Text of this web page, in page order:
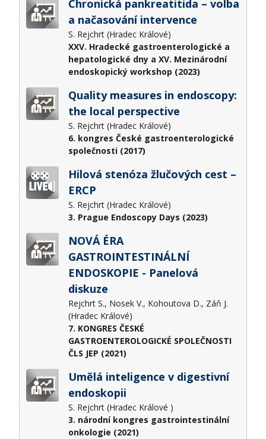
Chronická pankreatitida – volba
a načasování intervence
S. Rejchrt (Hradec Králové)
XXV. Hradecké gastroenterologické a
hepatologické dny a XV. Mezinárodní
endoskopický workshop (2023)
Quality measures in endoscopy:
the local perspective
S. Rejchrt (Hradec Králové)
6. kongres České gastroenterologické
společnosti (2017)
Hilová stenóza žlučových cest –
ERCP
S. Rejchrt (Hradec Králové)
3. Prague Endoscopy Days (2023)
NOVÁ ÉRA
GASTROINTESTINÁLNÍ
ENDOSKOPIE - Panelová
diskuze
Rejchrt S., Nosek V., Kohoutova D., Záň J.
(Hradec Králové)
7. KONGRES ČESKÉ
GASTROENTEROLOGICKÉ SPOLEČNOSTI
ČLS JEP (2021)
Umělá inteligence v digestivní
endoskopii
S. Rejchrt (Hradec Králové )
3. národní kongres gastrointestinální
onkologie (2021)